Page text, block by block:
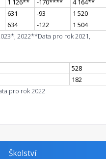
1 126** -170**** 4 164**
631 -93
1 520
634 -122
1 504
2022**Data pro rok 2021,
528
182
pro rok 2022
Školství